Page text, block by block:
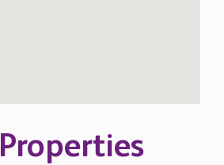
Properties